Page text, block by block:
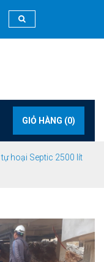
GIỎ HÀNG (0)
tự hoại Septic 2500 lít